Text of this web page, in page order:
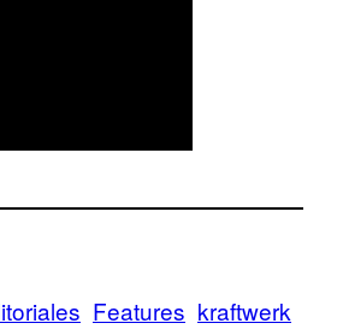
Features kraftwerk